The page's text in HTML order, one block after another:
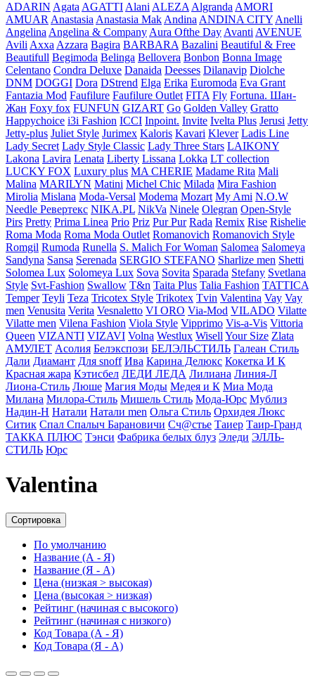
ADARIN AgataAGATTIAlaniALEZAAlgrandaAMORI
AMUARAnastasiaAnastasia MakAndinaANDINA CITYAnelli
AngelinaAngelina & CompanyAura Ofthe DayAvantiAVENUE
AviliAxxaAzzara Bagira BARBARA Bazalini Beautiful & Free
Beautifull Begimoda Belinga Bellovera Bonbon Bonna Image
Celentano Condra Deluxe Danaida Deesses Dilanavip Diolche
DNM DOGGI Dora DStrend Elga Erika Euromoda Eva Grant
Fantazia Mod Faufilure Faufilure Outlet FITA Fly Fortuna. Шан-
Жан Foxy fox FUNFUN GIZART Go Golden Valley Gratto
Happychoice i3i Fashion ICCI Inpoint. Invite Ivelta Plus Jerusi Jetty
Jetty-plus Juliet Style Jurimex Kaloris Kavari Klever Ladis Line
Lady Secret Lady Style Classic Lady Three Stars LAIKONY
Lakona Lavira Lenata Liberty Lissana Lokka LT collection
LUCKY FOX Luxury plus MA CHERIE Madame Rita Mali
Malina MARILYN Matini Michel Chic Milada Mira Fashion
Mirolia Mislana Moda-Versal Modema Mozart My Ami N.O.W
Needle Ревертекс NIKA.PL NikVa Ninele Olegran Open-Style
Pirs Pretty Prima Linea Prio Priz Pur Pur Rada Remix Rise Rishelie
Roma Moda Roma Moda Outlet Romanovich Romanovich Style
Romgil Rumoda Runella S. Malich For Woman Salomea Salomeya
Sandyna Sansa Serenada SERGIO STEFANO Sharlize men Shetti
Solomea Lux Solomeya Lux Sova Sovita Sparada Stefany Svetlana
Style Svt-Fashion Swallow T&n Taita Plus Talia Fashion TATTICA
Temper Teyli Teza Tricotex Style Trikotex Tvin Valentina Vay Vay
men Venusita Verita Vesnaletto VI ORO Via-Mod VILADO Vilatte
Vilatte men Vilena Fashion Viola Style Vipprimо Vis-a-Vis Vittoria
Queen VIZANTI VIZAVI Volna Westlux WisellYour Size Zlata
АМУЛЕТ Асолия Белэкспози БЕЛЭЛЬСТИЛЬ Галеан Cтиль
Дали Диамант Для snoff Ива Карина Делюкс Кокетка И К
Красная жара Кэтисбел ЛЕДИ ЛЕДА Лилиана Линия-Л
Лиона-Стиль Люше Магия Моды Медея и К Миа Мода
Милана Милора-Стиль Мишель Стиль Мода-Юрс Мублиз
Надин-Н Натали Натали men Ольга Стиль Орхидея Люкс
Ситик Спал Спалыч Барановичи Сч@стье Таиер Таир-Гранд
ТАККА ПЛЮС Тэнси Фабрика белых блуз Эледи ЭЛЛЬ-
СТИЛЬ Юрс
Valentina
Сортировка
По умолчанию
Название (А - Я)
Название (Я - А)
Цена (низкая > высокая)
Цена (высокая > низкая)
Рейтинг (начиная с высокого)
Рейтинг (начиная с низкого)
Код Товара (А - Я)
Код Товара (Я - А)